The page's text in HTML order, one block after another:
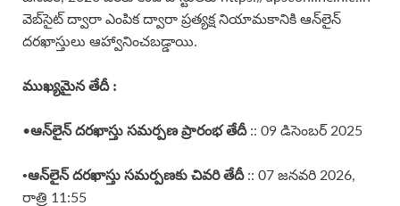
వెబ్‌సైట్ ద్వారా ఎంపిక ద్వారా ప్రత్యక్ష నియామకానికి ఆన్‌లైన్
దరఖాస్తులు ఆహ్వానించబడ్డాయి.
ముఖ్యమైన తేదీ :
•ఆన్‌లైన్ దరఖాస్తు సమర్పణ ప్రారంభ తేదీ:: 09 డిసెంబర్ 2025
•ఆన్‌లైన్ దరఖాస్తు సమర్పణకు చివరి తేదీ:: 07 జనవరి 2026,
రాత్రి 11:55